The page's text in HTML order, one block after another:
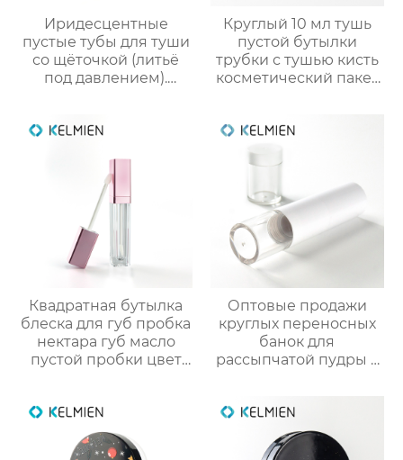
Иридесцентные
пустые тубы для туши
со щёточкой (литьё
под давлением).
производителя
Круглый 10 мл тушь
пустой бутылки
трубки с тушью кисть
косметический пакет
Квадратная бутылка
блеска для губ пробка
нектара губ масло
пустой пробки цвет
Оптовые продажи
круглых переносных
банок для
рассыпчатой пудры 5